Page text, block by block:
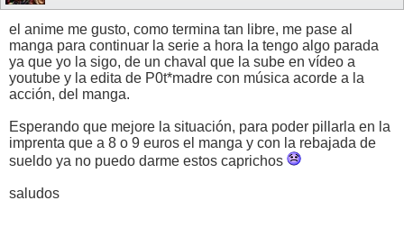
el anime me gusto, como termina tan libre, me pase al
manga para continuar la serie a hora la tengo algo parada
ya que yo la sigo, de un chaval que la sube en vídeo a
youtube y la edita de P0t*madre con música acorde a la
acción, del manga.
Esperando que mejore la situación, para poder pillarla en la
imprenta que a 8 o 9 euros el manga y con la rebajada de
sueldo ya no puedo darme estos caprichos
saludos